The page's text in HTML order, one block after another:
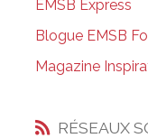
EMSB Express
Blogue EMSB
Magazine
RÉSEAUX